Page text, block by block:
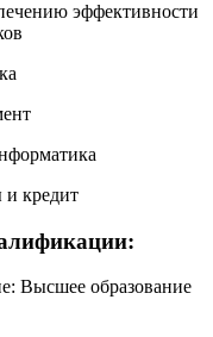
эффективности
кредит
Высшее образование